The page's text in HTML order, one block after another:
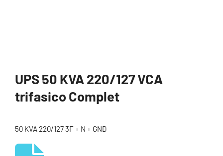
UPS 50 KVA 220/127 VCA
trifasico Complet
50 KVA 220/127 3F + N + GND